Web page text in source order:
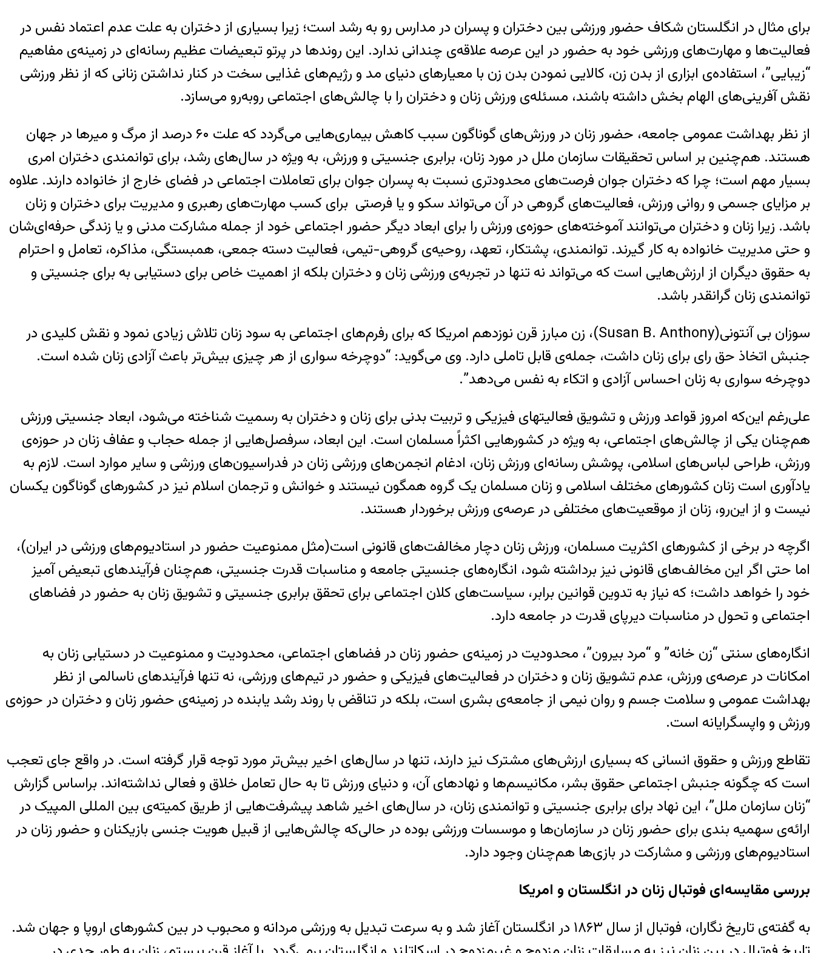
برای مثال در انگلستان شکاف حضور ورزشی بین دختران و پسران در مدارس رو به رشد است؛ زیرا بسیاری از دختران به علت عدم اعتماد نفس در
فعالیت‌ها و مهارت‌های ورزشی خود به حضور در این عرصه علاقه‌ی چندانی ندارد. این روندها در پرتو تبعیضات عظیم رسانه‌ای در زمینه‌ی مفاهیم
“زیبایی”، استفاده‌ی ابزاری از بدن زن، کالایی نمودن بدن زن با معیارهای دنیای مد و رژیم‌های غذایی سخت در کنار نداشتن زنانی که از نظر ورزشی
نقش آفرینی‌های الهام بخش داشته باشند، مسئله‌ی ورزش زنان و دختران را با چالش‌های اجتماعی روبه‌رو می‌سازد.
از نظر بهداشت عمومی جامعه، حضور زنان در ورزش‌های گوناگون سبب کاهش بیماری‌هایی می‌گردد که علت ۶۰ درصد از مرگ و میرها در جهان
هستند. هم‌چنین بر اساس تحقیقات سازمان ملل در مورد زنان، برابری جنسیتی و ورزش، به ویژه در سال‌های رشد، برای توانمندی دختران امری
بسیار مهم است؛ چرا که دختران جوان فرصت‌های محدودتری نسبت به پسران جوان برای تعاملات اجتماعی در فضای خارج از خانواده دارند. علاوه
بر مزایای جسمی و روانی ورزش، فعالیت‌های گروهی در آن می‌تواند سکو و یا فرصتی برای کسب مهارت‌های رهبری و مدیریت برای دختران و زنان
باشد. زیرا زنان و دختران می‌توانند آموخته‌های حوزه‌ی ورزش را برای ابعاد دیگر حضور اجتماعی خود از جمله مشارکت مدنی و یا زندگی حرفه‌ای‌شان
و حتی مدیریت خانواده به کار گیرند. توانمندی، پشتکار، تعهد، روحیه‌ی گروهی-تیمی، فعالیت دسته جمعی، همبستگی، مذاکره، تعامل و احترام
به حقوق دیگران از ارزش‌هایی است که می‌تواند نه تنها در تجربه‌ی ورزشی زنان و دختران بلکه از اهمیت خاص برای دستیابی به برای جنسیتی و
توانمندی زنان گرانقدر باشد.
سوزان بی آنتونی(Susan B. Anthony)، زن مبارز قرن نوزدهم امریکا که برای رفرم‌های اجتماعی به سود زنان تلاش زیادی نمود و نقش کلیدی در
جنبش اتخاذ حق رای برای زنان داشت، جمله‌ی قابل تاملی دارد. وی می‌گوید: “دوچرخه سواری از هر چیزی بیش‌تر باعث آزادی زنان شده است.
دوچرخه سواری به زنان احساس آزادی و اتکاء به نفس می‌دهد”.
علی‌رغم این‌که امروز قواعد ورزش و تشویق فعالیت‎های فیزیکی و تربیت بدنی برای زنان و دختران به رسمیت شناخته می‌شود، ابعاد جنسیتی ورزش
هم‌چنان یکی از چالش‌های اجتماعی، به ویژه در کشورهایی اکثراً مسلمان است. این ابعاد، سرفصل‌هایی از جمله حجاب و عفاف زنان در حوزه‌ی
ورزش، طراحی لباس‌های اسلامی، پوشش رسانه‌ای ورزش زنان، ادغام انجمن‌های ورزشی زنان در فدراسیون‌های ورزشی و سایر موارد است. لازم به
یادآوری است زنان کشورهای مختلف اسلامی و زنان مسلمان یک گروه همگون نیستند و خوانش و ترجمان اسلام نیز در کشورهای گوناگون یکسان
نیست و از این‌رو، زنان از موقعیت‌های مختلفی در عرصه‌ی ورزش برخوردار هستند.
اگرچه در برخی از کشورهای اکثریت مسلمان، ورزش زنان دچار مخالفت‌های قانونی است(مثل ممنوعیت حضور در استادیوم‌های ورزشی در ایران)،
اما حتی اگر این مخالف‌های قانونی نیز برداشته شود، انگاره‌های جنسیتی جامعه و مناسبات قدرت جنسیتی، هم‌چنان فرآیندهای تبعیض آمیز
خود را خواهد داشت؛ که نیاز به تدوین قوانین برابر، سیاست‌های کلان اجتماعی برای تحقق برابری جنسیتی و تشویق زنان به حضور در فضاهای
اجتماعی و تحول در مناسبات دیرپای قدرت در جامعه دارد.
انگاره‌های سنتی “زن خانه” و “مرد بیرون”، محدودیت در زمینه‌ی حضور زنان در فضاهای اجتماعی، محدودیت و ممنوعیت در دستیابی زنان به
امکانات در عرصه‌ی ورزش، عدم تشویق زنان و دختران در فعالیت‌های فیزیکی و حضور در تیم‌های ورزشی، نه تنها فرآیندهای ناسالمی از نظر
بهداشت عمومی و سلامت جسم و روان نیمی از جامعه‌ی بشری است، بلکه در تناقض با روند رشد یابنده در زمینه‌ی حضور زنان و دختران در حوزه‌ی
ورزش و واپسگرایانه است.
تقاطع ورزش و حقوق انسانی که بسیاری ارزش‌های مشترک نیز دارند، تنها در سال‌های اخیر بیش‌تر مورد توجه قرار گرفته است. در واقع جای تعجب
است که چگونه جنبش اجتماعی حقوق بشر، مکانیسم‌ها و نهادهای آن، و دنیای ورزش تا به حال تعامل خلاق و فعالی نداشته‌اند. براساس گزارش
“زنان سازمان ملل”، این نهاد برای برابری جنسیتی و توانمندی زنان، در سال‌های اخیر شاهد پیشرفت‌هایی از طریق کمیته‌ی بین المللی المپیک در
ارائه‌ی سهمیه بندی برای حضور زنان در سازمان‌ها و موسسات ورزشی بوده در حالی‌که چالش‌هایی از قبیل هویت جنسی بازیکنان و حضور زنان در
استادیوم‌های ورزشی و مشارکت در بازی‌ها هم‌چنان وجود دارد.
بررسی مقایسه‌ای فوتبال زنان در انگلستان و امریکا
به گفته‌ی تاریخ نگاران، فوتبال از سال ۱۸۶۳ در انگلستان آغاز شد و به سرعت تبدیل به ورزشی مردانه و محبوب در بین کشورهای اروپا و جهان شد.